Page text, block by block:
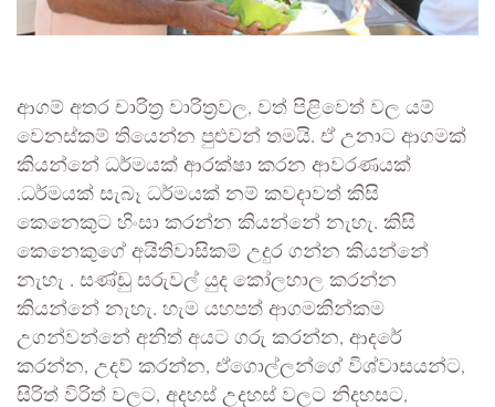
ආගම් අතර චාරිත්‍ර වාරිත්‍රවල, වත් පිළිවෙත් වල යම්
වෙනස්කම් තියෙන්න පුළුවන් තමයි. ඒ උනාට ආගමක්
කියන්නේ ධර්මයක් ආරක්ෂා කරන ආවරණයක්
.ධර්මයක් සැබෑ ධර්මයක් නම් කවදාවත් කිසි
කෙනෙකුට හිංසා කරන්න කියන්නේ නැහැ. කිසි
කෙනෙකුගේ අයිතිවාසිකම් උදුර ගන්න කියන්නේ
නැහැ . සණ්ඩු සරුවල් යුද කෝලහාල කරන්න
කියන්නේ නැහැ. හැම යහපත් ආගමකින්කම
උගන්වන්නේ අනිත් අයට ගරු කරන්න, ආදරේ
කරන්න, උදව් කරන්න, ඒගොල්ලන්ගේ විශ්වාසයන්ට,
සිරිත් විරිත් වලට, අදහස් උදහස් වලට නිදහසට,